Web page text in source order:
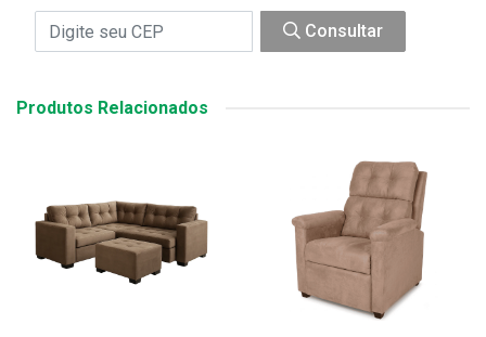
Consultar
Produtos Relacionados